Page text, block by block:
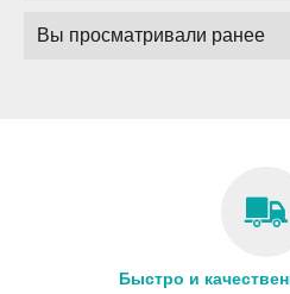
Вы просматривали ранее
Быстро и